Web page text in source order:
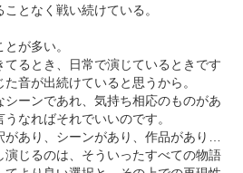
となく戦い続けている。
が多い。
てるとき、日常で演じているときです
音が出続けていると思うから。
シーンであれ、気持ち相応のものがあ
なればそれでいいのです。
があり、シーンがあり、作品があり…
演じるのは、そういったすべての物語